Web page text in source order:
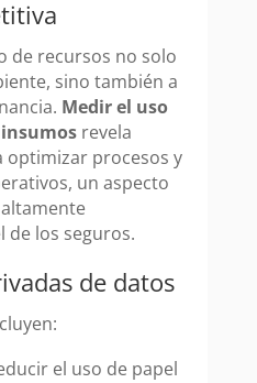
de recursos no solo
sino también a
Medir el uso
revela
procesos y
un aspecto
de los seguros.
de datos
el uso de papel